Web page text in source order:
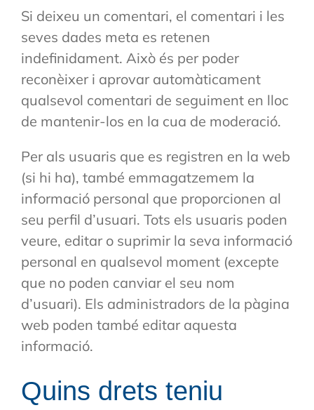
Si deixeu un comentari, el comentari i les
seves dades meta es retenen
indefinidament. Això és per poder
reconèixer i aprovar automàticament
qualsevol comentari de seguiment en lloc
de mantenir-los en la cua de moderació.
Per als usuaris que es registren en la web
(si hi ha), també emmagatzemem la
informació personal que proporcionen al
seu perfil d’usuari. Tots els usuaris poden
veure, editar o suprimir la seva informació
personal en qualsevol moment (excepte
que no poden canviar el seu nom
d’usuari). Els administradors de la pàgina
web poden també editar aquesta
informació.
Quins drets teniu